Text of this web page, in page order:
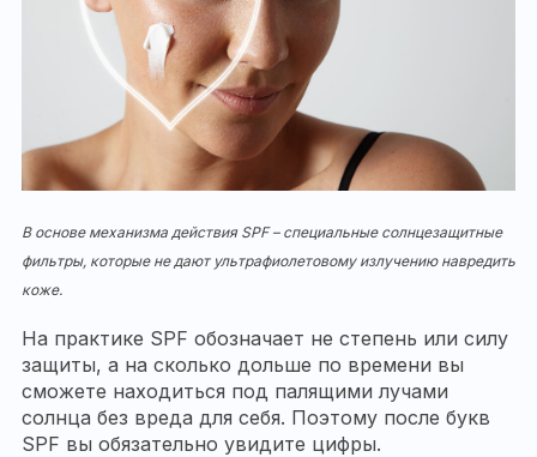
В основе механизма действия SPF – специальные солнцезащитные
фильтры, которые не дают ультрафиолетовому излучению навредить
коже.
На практике SPF обозначает не степень или силу
защиты, а на сколько дольше по времени вы
сможете находиться под палящими лучами
солнца без вреда для себя. Поэтому после букв
SPF вы обязательно увидите цифры.